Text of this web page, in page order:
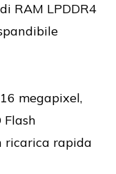
RAM LPDDR4
megapixel,
Flash
ricarica rapida